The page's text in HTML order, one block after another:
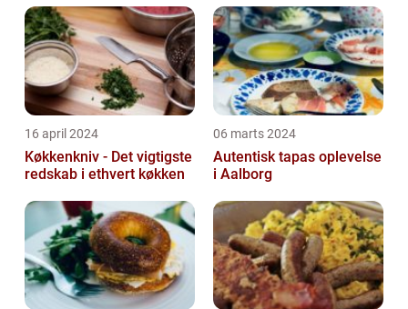
16 april 2024
Køkkenkniv - Det vigtigste
redskab i ethvert køkken
06 marts 2024
Autentisk tapas oplevelse
i Aalborg